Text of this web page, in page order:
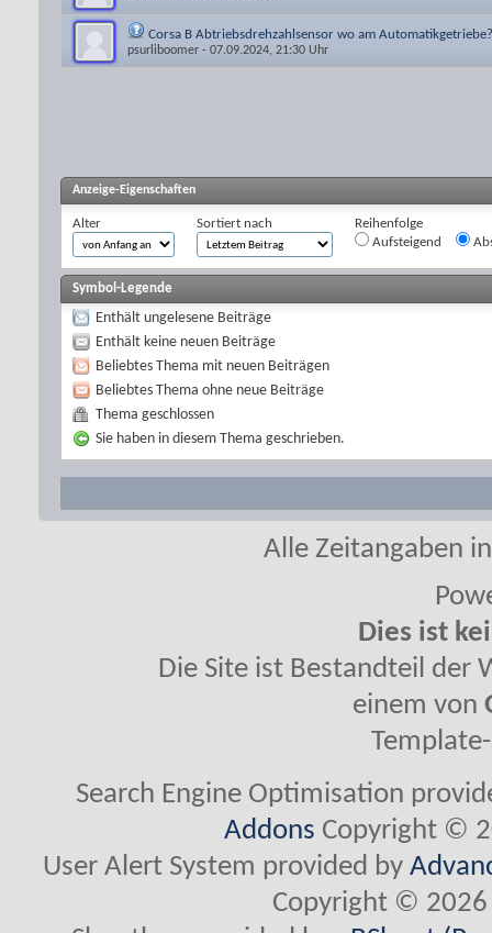
Corsa B Abtriebsdrehzahlsensor wo am Automatikgetriebe?
psurliboomer - 07.09.2024, 21:30 Uhr
Anzeige-Eigenschaften
Alter Sortiert nach
Reihenfolge
Aufsteigend
Symbol-Legende
Enthält ungelesene Beiträge
Enthält keine neuen Beiträge
Beliebtes Thema mit neuen Beiträgen
Beliebtes Thema ohne neue Beiträge
Thema geschlossen
Sie haben in diesem Thema geschrieben.
Alle Zeitangaben
Dies ist
Die Site ist Bestandteil der
einem von
Search Engine Optimisation
Addons Copyright ©
User Alert System provided by
Copyright © 2026